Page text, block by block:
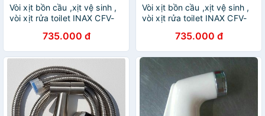
Vòi xịt bồn cầu ,xịt vệ sinh ,
vòi xịt rửa toilet INAX CFV-
hành 2 năm735.000 đ
Vòi xịt bồn cầu ,xịt vệ sinh ,
vòi xịt rửa toilet INAX CFV-
hành 2 năm735.000 đ